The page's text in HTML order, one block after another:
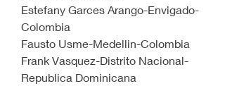
Estefany Garces Arango-Envigado-
Colombia
Fausto Usme-Medellin-Colombia
Frank Vasquez-Distrito Nacional-
Republica Dominicana